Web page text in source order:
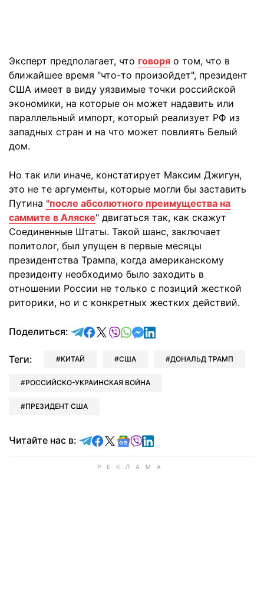
Эксперт предполагает, что говоря о том, что в
ближайшее время "что-то произойдет", президент
США имеет в виду уязвимые точки российской
экономики, на которые он может надавить или
параллельный импорт, который реализует РФ из
западных стран и на что может повлиять Белый
дом.
Но так или иначе, констатирует Максим Джигун,
это не те аргументы, которые могли бы заставить
Путина "после абсолютного преимущества на
саммите в Аляске" двигаться так, как скажут
Соединенные Штаты. Такой шанс, заключает
политолог, был упущен в первые месяцы
президентства Трампа, когда американскому
президенту необходимо было заходить в
отношении России не только с позиций жесткой
риторики, но и с конкретных жестких действий.
Поделиться: отправить в Telegram
поделиться в Facebook
поделиться в X
отправить в Viber
отправить в Whatsapp
отправить в Messenger
отправить в LinkedIn
Теги: КИТАЙ США ДОНАЛЬД ТРАМП
РОССИЙСКО-УКРАИНСКАЯ ВОЙНА
ПРЕЗИДЕНТ США
Читайте нас в: Читайте в Telegram
Читайте в Facebook
Читайте в X
Читайте в Google news
Читайте в Viber
Читайте в LinkedIn